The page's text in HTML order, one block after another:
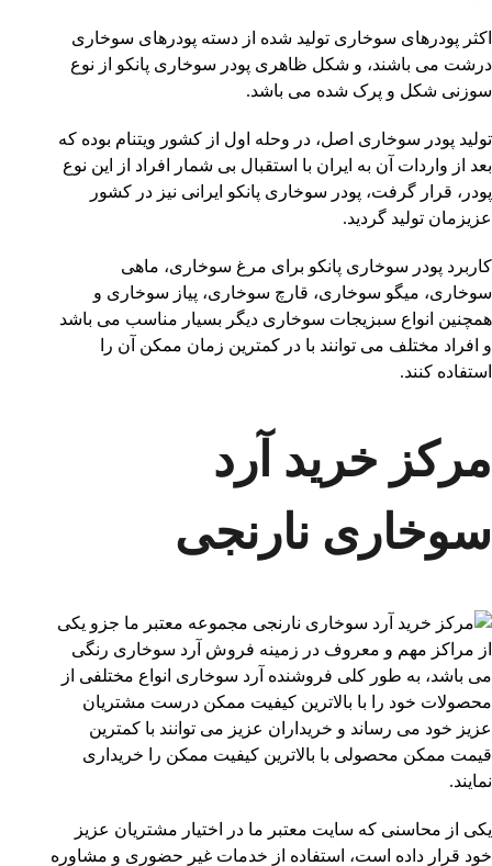
اکثر پودرهای سوخاری تولید شده از دسته پودرهای سوخاری
درشت می باشند، و شکل ظاهری پودر سوخاری پانکو از نوع
سوزنی شکل و پرک شده می باشد.
تولید پودر سوخاری اصل، در وحله اول از کشور ویتنام بوده که
بعد از واردات آن به ایران با استقبال بی شمار افراد از این نوع
پودر، قرار گرفت، پودر سوخاری پانکو ایرانی نیز در کشور
عزیزمان تولید گردید.
کاربرد پودر سوخاری پانکو برای مرغ سوخاری، ماهی
سوخاری، میگو سوخاری، قارچ سوخاری، پیاز سوخاری و
همچنین انواع سبزیجات سوخاری دیگر بسیار مناسب می باشد
و افراد مختلف می توانند با در کمترین زمان ممکن آن را
استفاده کنند‌.
مرکز خرید آرد
سوخاری نارنجی
مجموعه معتبر ما جزو یکی
از مراکز مهم و معروف در زمینه فروش آرد سوخاری رنگی
می باشد، به طور کلی فروشنده آرد سوخاری انواع مختلفی از
محصولات خود را با بالاترین کیفیت ممکن درست مشتریان
عزیز خود می رساند و خریداران عزیز می توانند با کمترین
قیمت ممکن محصولی با بالاترین کیفیت ممکن را خریداری
نمایند.
یکی از محاسنی که سایت معتبر ما در اختیار مشتریان عزیز
خود قرار داده است، استفاده از خدمات غیر حضوری و مشاوره